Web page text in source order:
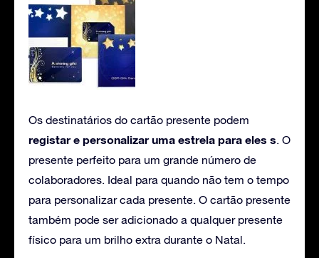
Os destinatários do cartão presente podem
registar e personalizar uma estrela para eles s. O
presente perfeito para um grande número de
colaboradores. Ideal para quando não tem o tempo
para personalizar cada presente. O cartão presente
também pode ser adicionado a qualquer presente
físico para um brilho extra durante o Natal.